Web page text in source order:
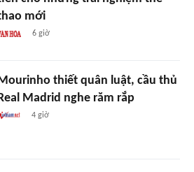
mới
6 giờ
Mourinho thiết quân luật, cầu thủ
Real Madrid nghe răm rắp
4 giờ